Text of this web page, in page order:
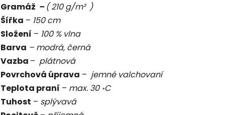
0,0
z
5
hvězdiček.
Gramáž –( 210 g/m² )
Šířka – 150 cm
Složení – 100 % vlna
Barva – modrá, černá
Vazba – plátnová
Povrchová úprava – jemné valchovaní
Teplota praní – max. 30 ॰C
Tuhost – splývavá